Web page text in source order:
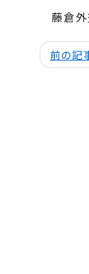
藤倉外
前の記